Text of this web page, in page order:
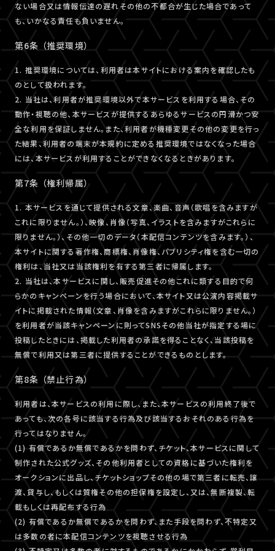
ない場合又は情報伝達の遅れその他の不都合が生じた場合であって
も、いかなる責任も負いません。
第6条 （推奨環境）
1. 推奨環境については、利用者は本サイトにおける案内を確認したも
のとして扱われます。
2. 当社は、利用者が推奨環境以外で本サービスを利用する場合、その
動作・視聴の他、本サービスが提供するあらゆるサービスの円滑かつ安
全な利用を保証しません。また、利用者が機種変更その他の変更を行っ
た結果、利用者の端末が本規約に定める推奨環境ではなくなった場合
には、本サービスが利用することができなくなるときがあります。
第7条 （権利帰属）
1. 本サービスを通じて提供される文章、楽曲、音声（歌唱を含みますが
これに限りません。）、映像、肖像（写真、イラストを含みますがこれらに
限りません。）、その他一切のデータ（本配信コンテンツを含みます。）、
本サイトに関する著作権、商標権、肖像権、パブリシティ権を含む一切の
権利は、当社又は当該権利を有する第三者に帰属します。
2. 当社は、本サービスに関し、販売促進その他これに類する目的で何
らかのキャンペーンを行う場合において、本サイト又は公演内容掲載サ
イトに掲載された情報（文章、肖像を含みますがこれらに限りません。）
を利用者が当該キャンペーンに則ってSNSその他当社が指定する場に
投稿したときには、掲載した利用者の承諾を得ることなく、当該投稿を
無償で利用又は第三者に提供することができるものとします。
第8条 （禁止行為）
利用者は、本サービスの利用に際し、また、本サービスの利用終了後で
あっても、次の各号に該当する行為及び該当するおそれのある行為を
行ってはなりません。
(1) 有償であるか無償であるかを問わず、チケット、本サービスに関して
制作された公式グッズ、その他利用者としての資格に基づいた権利を
オークションに出品し、チケットショップその他の場で第三者に転売、譲
渡、貸与し、もしくは質権その他の担保権を設定し、又は、無断複製、転
載もしくは再配布する行為
(2) 有償であるか無償であるかを問わず、また手段を問わず、不特定又
は多数の者に本配信コンテンツを視聴させる行為